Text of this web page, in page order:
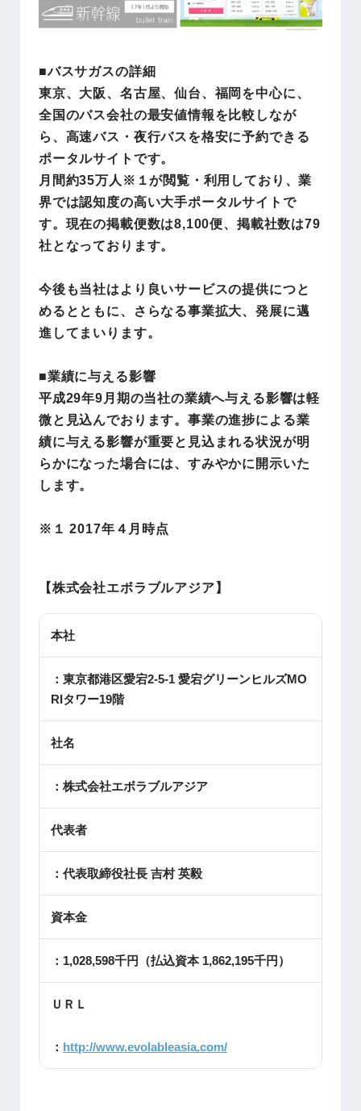
■バスサガスの詳細
東京、大阪、名古屋、仙台、福岡を中心に、
全国のバス会社の最安値情報を比較しなが
ら、高速バス・夜行バスを格安に予約できる
ポータルサイトです。
月間約35万人※１が閲覧・利用しており、業
界では認知度の高い大手ポータルサイトで
す。現在の掲載便数は8,100便、掲載社数は79
社となっております。
今後も当社はより良いサービスの提供につと
めるとともに、さらなる事業拡大、発展に邁
進してまいります。
■業績に与える影響
平成29年9月期の当社の業績へ与える影響は軽
微と見込んでおります。事業の進捗による業
績に与える影響が重要と見込まれる状況が明
らかになった場合には、すみやかに開示いた
します。
※１ 2017年４月時点
【株式会社エボラブルアジア】
本社
：東京都港区愛宕2-5-1 愛宕グリーンヒルズMO
RIタワー19階
社名
：株式会社エボラブルアジア
代表者
：代表取締役社長 吉村 英毅
資本金
：1,028,598千円（払込資本 1,862,195千円）
ＵＲＬ
： http://www.evolableasia.com/